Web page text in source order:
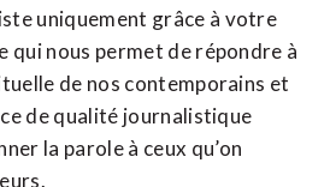
uniquement grâce à votre
qui nous permet de répondre à
de nos contemporains et
de qualité journalistique
la parole à ceux qu’on